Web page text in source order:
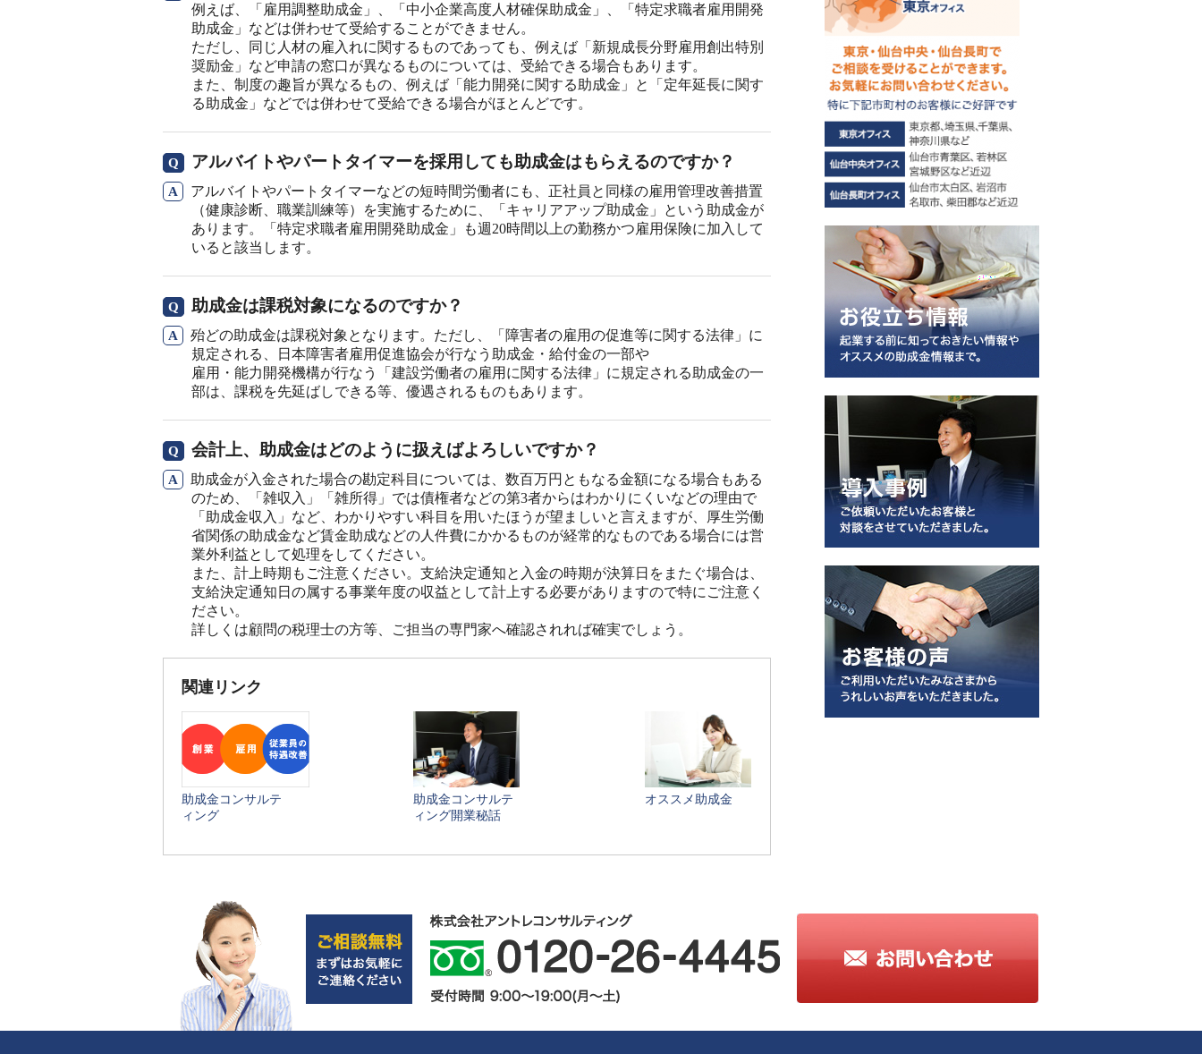
例えば、「雇用調整助成金」、「中小企業高度人材確保助成金」、「特定求職者雇用開発
助成金」などは併わせて受給することができません。
ただし、同じ人材の雇入れに関するものであっても、例えば「新規成長分野雇用創出特別
奨励金」など申請の窓口が異なるものについては、受給できる場合もあります。
また、制度の趣旨が異なるもの、例えば「能力開発に関する助成金」と「定年延長に関す
る助成金」などでは併わせて受給できる場合がほとんどです。
アルバイトやパートタイマーを採用しても助成金はもらえるのですか？
アルバイトやパートタイマーなどの短時間労働者にも、正社員と同様の雇用管理改善措置
（健康診断、職業訓練等）を実施するために、「キャリアアップ助成金」という助成金が
あります。「特定求職者雇用開発助成金」も週20時間以上の勤務かつ雇用保険に加入して
いると該当します。
助成金は課税対象になるのですか？
殆どの助成金は課税対象となります。ただし、「障害者の雇用の促進等に関する法律」に
規定される、日本障害者雇用促進協会が行なう助成金・給付金の一部や
雇用・能力開発機構が行なう「建設労働者の雇用に関する法律」に規定される助成金の一
部は、課税を先延ばしできる等、優遇されるものもあります。
会計上、助成金はどのように扱えばよろしいですか？
助成金が入金された場合の勘定科目については、数百万円ともなる金額になる場合もある
のため、「雑収入」「雑所得」では債権者などの第3者からはわかりにくいなどの理由で
「助成金収入」など、わかりやすい科目を用いたほうが望ましいと言えますが、厚生労働
省関係の助成金など賃金助成などの人件費にかかるものが経常的なものである場合には営
業外利益として処理をしてください。
また、計上時期もご注意ください。支給決定通知と入金の時期が決算日をまたぐ場合は、
支給決定通知日の属する事業年度の収益として計上する必要がありますので特にご注意く
ださい。
詳しくは顧問の税理士の方等、ご担当の専門家へ確認されれば確実でしょう。
関連リンク
助成金コンサルテ
ィング
助成金コンサルテ
ィング開業秘話
オススメ助成金